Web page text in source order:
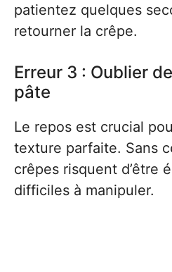
patientez quelques
retourner la crêpe.
Erreur 3 : Oublier
pâte
Le repos est crucial
texture parfaite. Sans
crêpes risquent d’être
difficiles à manipuler.